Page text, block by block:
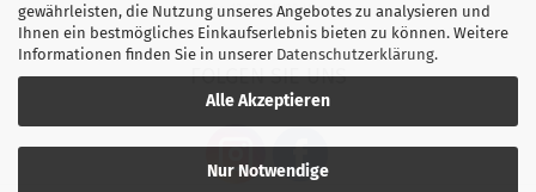
gewährleisten, die Nutzung unseres Angebotes zu analysieren und
Ihnen ein bestmögliches Einkaufserlebnis bieten zu können. Weitere
Informationen finden Sie in unserer Datenschutzerklärung.
Alle Akzeptieren
Nur Notwendige
Sa. 10:00 - 15:00 Uhr
FOLGEN SIE UNS